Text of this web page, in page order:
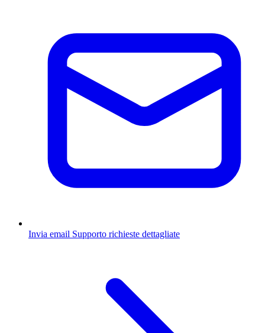
Invia email Supporto richieste dettagliate